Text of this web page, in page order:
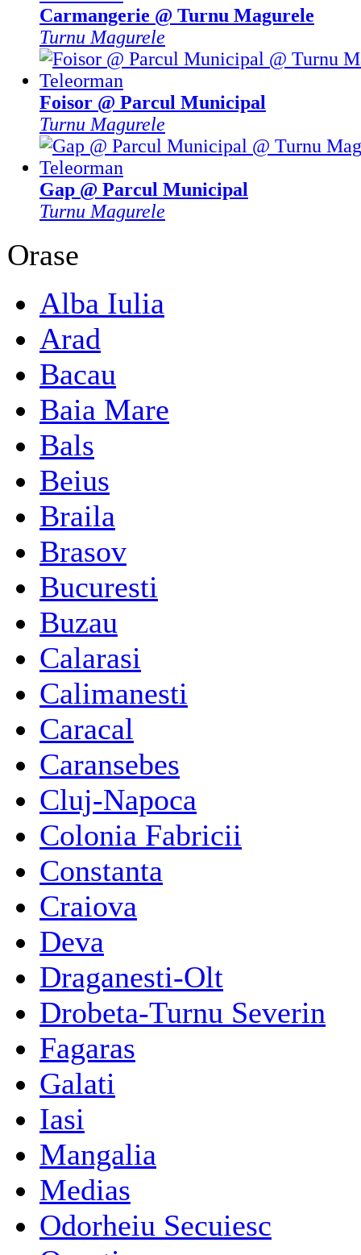
Carmangerie @ Turnu Magurele
Turnu Magurele
Foisor @ Parcul Municipal
Turnu Magurele
Gap @ Parcul Municipal
Turnu Magurele
Orase
Alba Iulia
Arad
Bacau
Baia Mare
Bals
Beius
Braila
Brasov
Bucuresti
Buzau
Calarasi
Calimanesti
Caracal
Caransebes
Cluj-Napoca
Colonia Fabricii
Constanta
Craiova
Deva
Draganesti-Olt
Drobeta-Turnu Severin
Fagaras
Galati
Iasi
Mangalia
Medias
Odorheiu Secuiesc